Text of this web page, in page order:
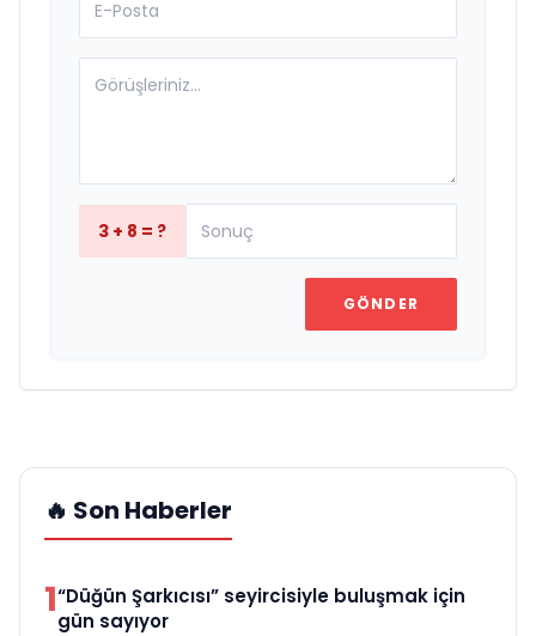
3 + 8 = ?
GÖNDER
🔥 Son Haberler
1“Düğün Şarkıcısı” seyircisiyle buluşmak için
gün sayıyor